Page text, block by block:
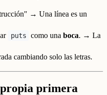
→ Una línea es un
puts como unaboca. → La
cambiando solo las letras.
primera